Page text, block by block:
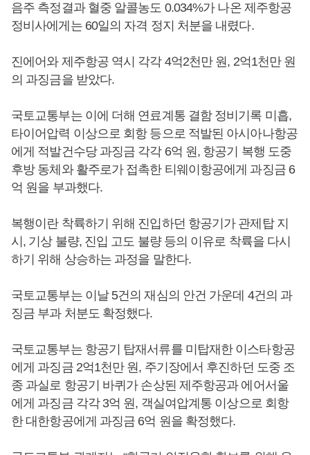
음주 측정결과 혈중 알콜농도 0.034%가 나온 제주항공
정비사에게는 60일의 자격 정지 처분을 내렸다.
진에어와 제주항공 역시 각각 4억2천만 원, 2억1천만 원
의 과징금을 받았다.
국토교통부는 이에 더해 연료계통 결함 정비기록 미흡,
타이어압력 이상으로 회항 등으로 적발된 아시아나항공
에게 적발건수당 과징금 각각 6억 원, 항공기 복행 도중
후방 동체와 활주로가 접촉한 티웨이항공에게 과징금 6
억 원을 부과했다.
복행이란 착륙하기 위해 진입하던 항공기가 관제탑 지
시, 기상 불량, 진입 고도 불량 등의 이유로 착륙을 다시
하기 위해 상승하는 과정을 말한다.
국토교통부는 이날 5건의 재심의 안건 가운데 4건의 과
징금 부과 처분도 확정했다.
국토교통부는 항공기 탑재서류를 미탑재한 이스타항공
에게 과징금 2억1천만 원, 주기장에서 후진하던 도중 조
종 과실로 항공기 바퀴가 손상된 제주항공과 에어서울
에게 과징금 각각 3억 원, 객실여압계통 이상으로 회항
한 대한항공에게 과징금 6억 원을 확정했다.